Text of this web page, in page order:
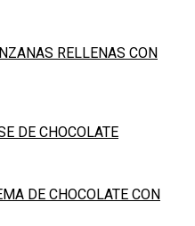
RELLENAS CON
DE CHOCOLATE
DE CHOCOLATE CON